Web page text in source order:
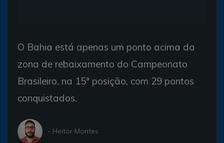
O Bahia está apenas um ponto acima da
zona de rebaixamento do Campeonato
Brasileiro, na 15ª posição, com 29 pontos
conquistados.
- Heitor Montes